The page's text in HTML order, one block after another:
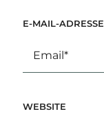
E-MAIL-ADRESSE
WEBSITE